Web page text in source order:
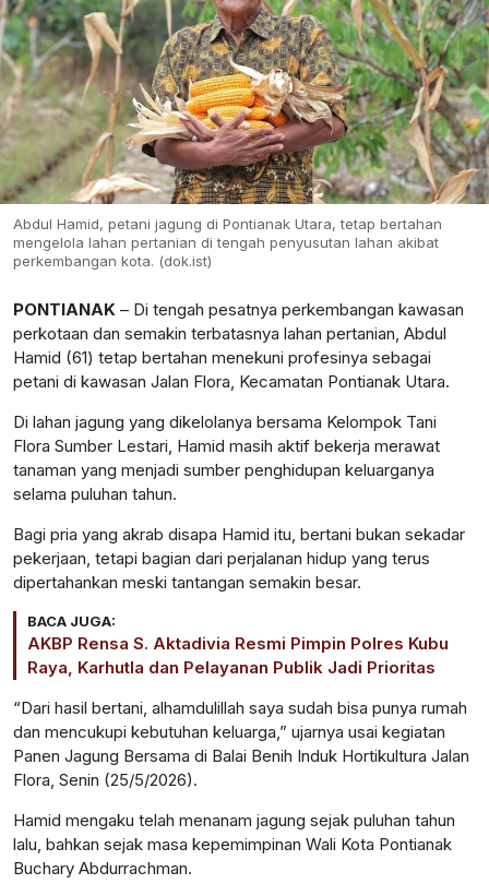
Abdul Hamid, petani jagung di Pontianak Utara, tetap bertahan
mengelola lahan pertanian di tengah penyusutan lahan akibat
perkembangan kota. (dok.ist)
PONTIANAK – Di tengah pesatnya perkembangan kawasan
perkotaan dan semakin terbatasnya lahan pertanian, Abdul
Hamid (61) tetap bertahan menekuni profesinya sebagai
petani di kawasan Jalan Flora, Kecamatan Pontianak Utara.
Di lahan jagung yang dikelolanya bersama Kelompok Tani
Flora Sumber Lestari, Hamid masih aktif bekerja merawat
tanaman yang menjadi sumber penghidupan keluarganya
selama puluhan tahun.
Bagi pria yang akrab disapa Hamid itu, bertani bukan sekadar
pekerjaan, tetapi bagian dari perjalanan hidup yang terus
dipertahankan meski tantangan semakin besar.
BACA JUGA:
AKBP Rensa S. Aktadivia Resmi Pimpin Polres Kubu
Raya, Karhutla dan Pelayanan Publik Jadi Prioritas
“Dari hasil bertani, alhamdulillah saya sudah bisa punya rumah
dan mencukupi kebutuhan keluarga,” ujarnya usai kegiatan
Panen Jagung Bersama di Balai Benih Induk Hortikultura Jalan
Flora, Senin (25/5/2026).
Hamid mengaku telah menanam jagung sejak puluhan tahun
lalu, bahkan sejak masa kepemimpinan Wali Kota Pontianak
Buchary Abdurrachman.